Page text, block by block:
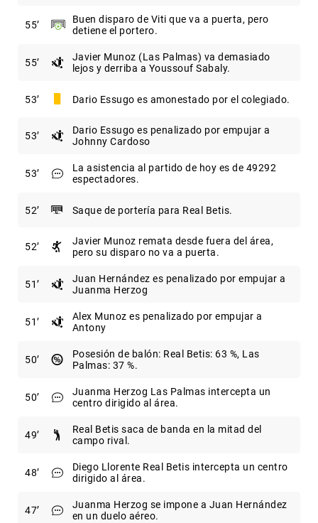
55
Buen disparo de Viti que va a puerta, pero
detiene el portero.
55
Javier Munoz (Las Palmas) va demasiado
lejos y derriba a Youssouf Sabaly.
53 Dario Essugo es amonestado por el colegiado.
53
Dario Essugo es penalizado por empujar a
Johnny Cardoso
53
La asistencia al partido de hoy es de 49292
espectadores.
52 Saque de portería para Real Betis.
52
Javier Munoz remata desde fuera del área,
pero su disparo no va a puerta.
51
Juan Hernández es penalizado por empujar a
Juanma Herzog
51
Alex Munoz es penalizado por empujar a
Antony
50
Posesión de balón: Real Betis: 63 %, Las
Palmas: 37 %.
50
Juanma Herzog Las Palmas intercepta un
centro dirigido al área.
49
Real Betis saca de banda en la mitad del
campo rival.
48
Diego Llorente Real Betis intercepta un centro
dirigido al área.
47
Juanma Herzog se impone a Juan Hernández
en un duelo aéreo.